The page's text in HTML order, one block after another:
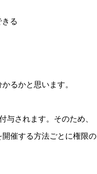
る
るかと思います。
されます。そのため、
催する方法ごとに権限の